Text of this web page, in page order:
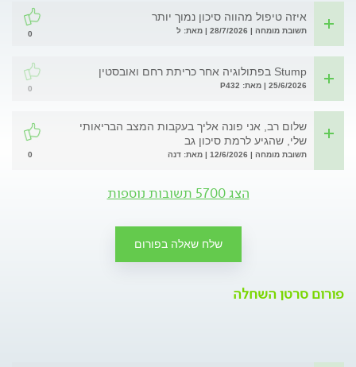
איזה טיפול מהווה סיכון נמוך יותר
תשובת מומחה | 28/7/2026 | מאת: ל 0
Stump בפתולוגיה אחר כריתת רחם ואובסטין
25/6/2026 | מאת: P432 0
שלום רב, אני פונה אליך בעקבות המצב הבריאותי
שלי, שהגיע לרמת סיכון גב
תשובת מומחה | 12/6/2026 | מאת: דנה 0
הצג 5700 תשובות נוספות
שלח שאלה בפורום
פורום סרטן השחלה